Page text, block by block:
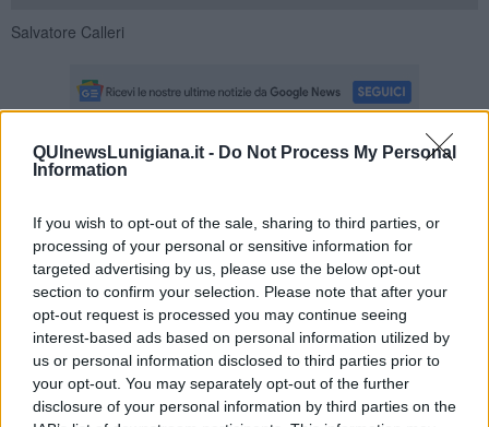
QUInewsLunigiana.it - Do Not Process My Personal
Information
If you wish to opt-out of the sale, sharing to third parties, or
processing of your personal or sensitive information for
targeted advertising by us, please use the below opt-out
section to confirm your selection. Please note that after your
opt-out request is processed you may continue seeing
interest-based ads based on personal information utilized by
us or personal information disclosed to third parties prior to
your opt-out. You may separately opt-out of the further
disclosure of your personal information by third parties on the
Salvatore Calleri
Se vuoi leggere le notizie principali della Toscana iscriviti alla
alle 20:00 direttamente nella tua casella di posta.
Basta cliccare QUI
Ti potrebbe interessare anche:
Articoli dal Blog “Legalità e non solo” di Salvatore Calleri
Il “dopo” Matteo Messina Denaro
Vademecum antimafia per gli elettori
Toscana chiama Palermo